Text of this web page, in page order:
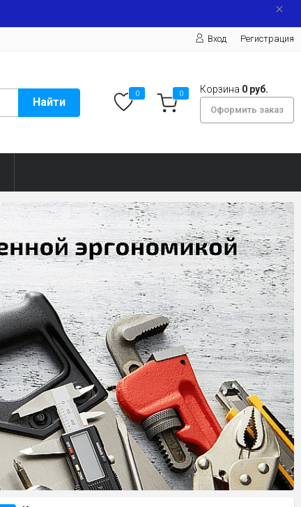
Вход Регистрация
Найти
0 0 Корзина 0 руб.
Оформить заказ